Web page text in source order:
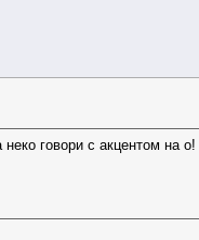
говори с акцентом